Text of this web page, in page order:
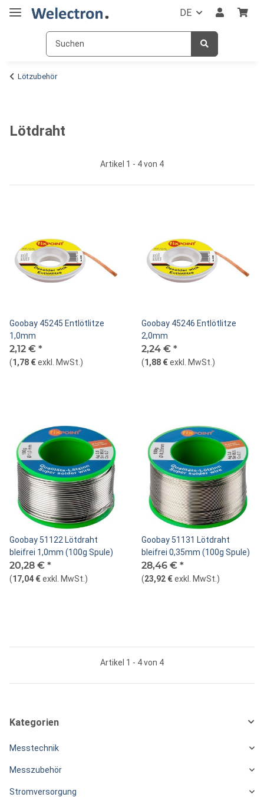
DE
Lötzubehör
Lötdraht
Artikel 1 - 4 von 4
Goobay 45245 Entlötlitze
1,0mm
2,12 € *
(1,78 €exkl. MwSt. )
Goobay 45246 Entlötlitze
2,0mm
2,24 € *
(1,88 €exkl. MwSt. )
Goobay 51122 Lötdraht
bleifrei 1,0mm (100g Spule)
20,28 € *
(17,04 €exkl. MwSt. )
Goobay 51131 Lötdraht
bleifrei 0,35mm (100g Spule)
28,46 € *
(23,92 €exkl. MwSt. )
Artikel 1 - 4 von 4
Kategorien
Messtechnik
Messzubehör
Stromversorgung